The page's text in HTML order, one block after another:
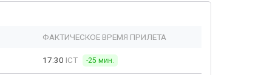
ФАКТИЧЕСКОЕ ВРЕМЯ ПРИЛЕТА
17:30 ICT -25 мин.